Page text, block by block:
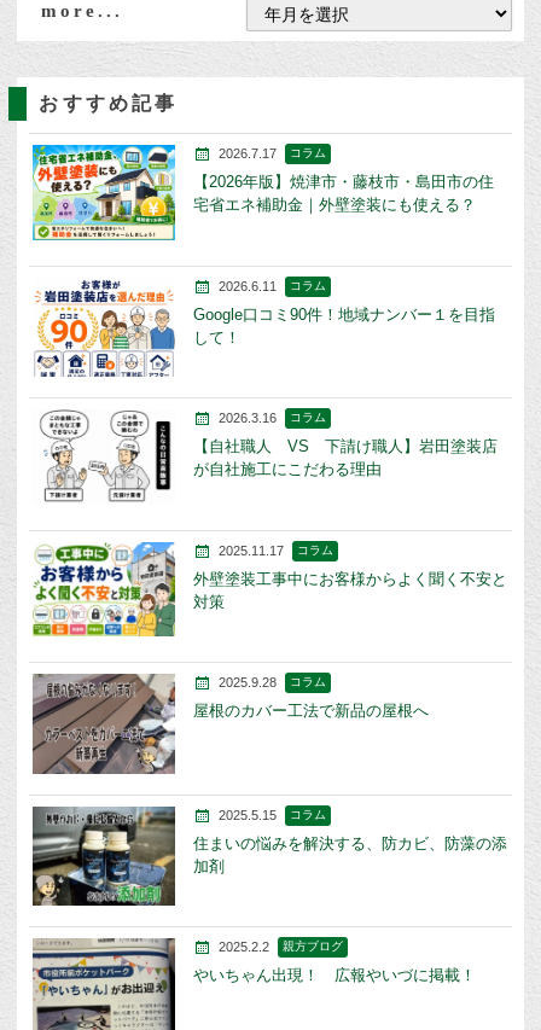
more...
おすすめ記事
2026.7.17 コラム
【2026年版】焼津市・藤枝市・島田市の住
宅省エネ補助金｜外壁塗装にも使える？
2026.6.11 コラム
Google口コミ90件！地域ナンバー１を目指
して！
2026.3.16 コラム
【自社職人 VS 下請け職人】岩田塗装店
が自社施工にこだわる理由
2025.11.17 コラム
外壁塗装工事中にお客様からよく聞く不安と
対策
2025.9.28 コラム
屋根のカバー工法で新品の屋根へ
2025.5.15 コラム
住まいの悩みを解決する、防カビ、防藻の添
加剤
2025.2.2 親方ブログ
やいちゃん出現！ 広報やいづに掲載！